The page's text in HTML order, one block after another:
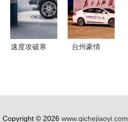
上市品鉴会
圆满落幕
速度攻破寒
台州豪情
Copyright © 2026 www.qichejiaoyi.com